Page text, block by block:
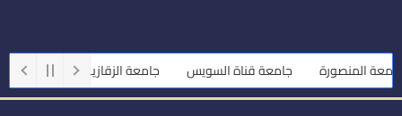
المنصورة جامعة قناة السويس جامعة الزقازيق جامعة